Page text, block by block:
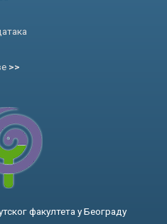
>>
факултета у Београду